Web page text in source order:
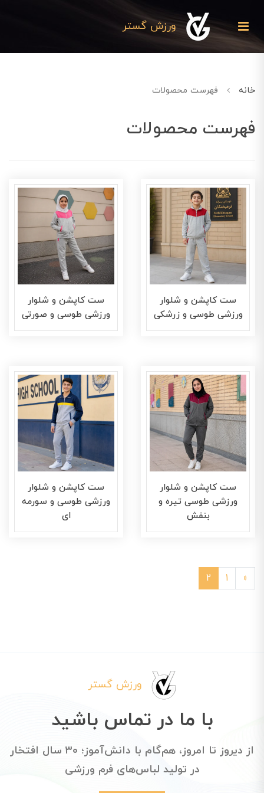
ورزش گستر
خانه فهرست محصولات
فهرست محصولات
ست کاپشن و شلوار
ورزشی طوسی و زرشکی
ست کاپشن و شلوار
ورزشی طوسی و صورتی
ست کاپشن و شلوار
ورزشی طوسی تیره و
بنفش
ست کاپشن و شلوار
ورزشی طوسی و سورمه
ای
«
1
2
ورزش گستر
با ما در تماس باشید
از دیروز تا امروز، هم‌گام با دانش‌آموز؛ ۳۰ سال افتخار
در تولید لباس‌های فرم ورزشی